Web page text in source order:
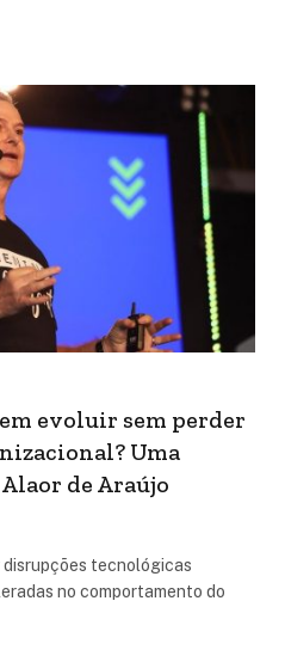
evoluir sem perder
Uma
de Araújo
disrupções tecnológicas
no comportamento do